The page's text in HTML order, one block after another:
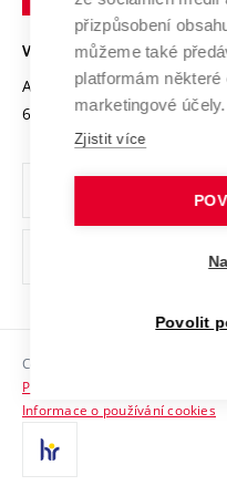
Open Science
Projekty
Projekty ze strukturálních
Specifický výzkum
Univerzitní sítě
Bezpečná univerzita
Vyznamenání
Organizační struktura
Ochrana osobních údajů
odkaz)
Sociální bezpečí
HR Award
Kontakty
VYSOKÉ UČENÍ TECHNICKÉ
Antonínská 548/1
602 00 Brno
Copyright © 2026 VUT
Prohlášení o přístupnosti
Informace o používání cookies
přizpůsobení
můžeme také
platformám některé
marketingové účely.
Zjistit více
Povolit